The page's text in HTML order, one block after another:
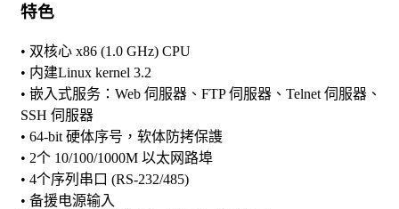
特色
• 双核心 x86 (1.0 GHz) CPU
• 内建Linux kernel 3.2
• 嵌入式服务：Web 伺服器、FTP 伺服器、Telnet 伺服器、
SSH 伺服器
• 64-bit 硬体序号，软体防拷保謢
• 2个 10/100/1000M 以太网路埠
• 4个序列串口 (RS-232/485)
• 备援电源输入